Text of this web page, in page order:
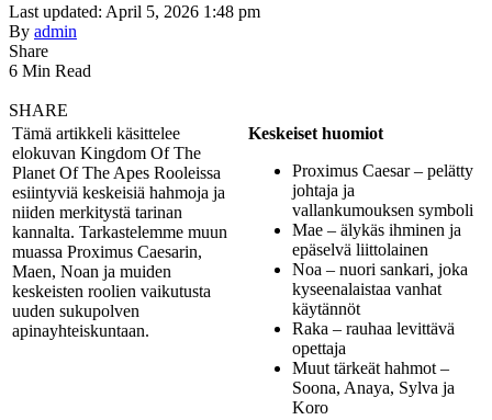
Last updated: April 5, 2026 1:48 pm
By admin
Share
6 Min Read
SHARE
Tämä artikkeli käsittelee
elokuvan Kingdom Of The
Planet Of The Apes Rooleissa
esiintyviä keskeisiä hahmoja ja
niiden merkitystä tarinan
kannalta. Tarkastelemme muun
muassa Proximus Caesarin,
Maen, Noan ja muiden
keskeisten roolien vaikutusta
uuden sukupolven
apinayhteiskuntaan.
Keskeiset huomiot
Proximus Caesar – pelätty
johtaja ja
vallankumouksen symboli
Mae – älykäs ihminen ja
epäselvä liittolainen
Noa – nuori sankari, joka
kyseenalaistaa vanhat
käytännöt
Raka – rauhaa levittävä
opettaja
Muut tärkeät hahmot –
Soona, Anaya, Sylva ja
Koro